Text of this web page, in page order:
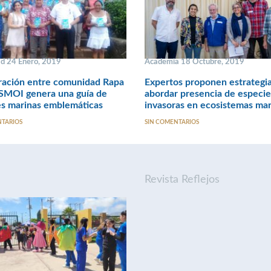
24 Enero, 2019
entre comunidad Rapa
genera una guía de
marinas emblemáticas
Academia 18 Octubre, 2019
Expertos proponen
abordar presencia de
invasoras en ecosistemas
SIN COMENTARIOS
Revista Reflejos